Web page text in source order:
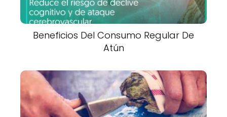
Beneficios Del Consumo Regular De
Atún